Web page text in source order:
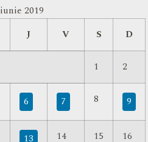
iunie 2019
J V S D
1 2
6 7 8 9
13 14 15 16